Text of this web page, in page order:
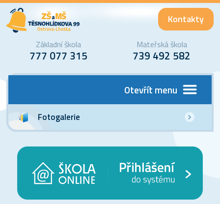
Kontakty
Základní škola
777 077 315
Mateřská škola
739 492 582
Otevřít menu
Fotogalerie